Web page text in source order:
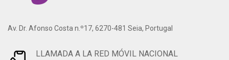
Av. Dr. Afonso Costa n.º17, 6270-481 Seia, Portugal
LLAMADA A LA RED MÓVIL NACIONAL